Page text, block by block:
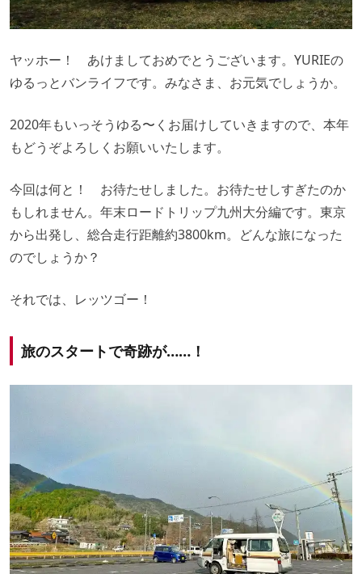
ヤッホー！ あけましておめでとうございます。YURIEの
ゆるっとバンライフです。みなさま、お元気でしょうか。
2020年もいっそうゆる〜くお届けしていきますので、本年
もどうぞよろしくお願いいたします。
今回は何と！ お待たせしました。お待たせしすぎたのか
もしれません。年末ロードトリップ九州大分編です。東京
から出発し、総合走行距離約3800km。どんな旅になった
のでしょうか？
それでは、レッツゴー！
旅のスタートで奇跡が……！